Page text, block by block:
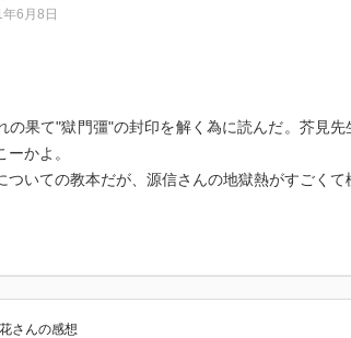
6月8日
の果て"獄門彊"の封印を解く為に読んだ。芥見
ーかよ。
ついての教本だが、源信さんの地獄熱がすごく
さんの感想